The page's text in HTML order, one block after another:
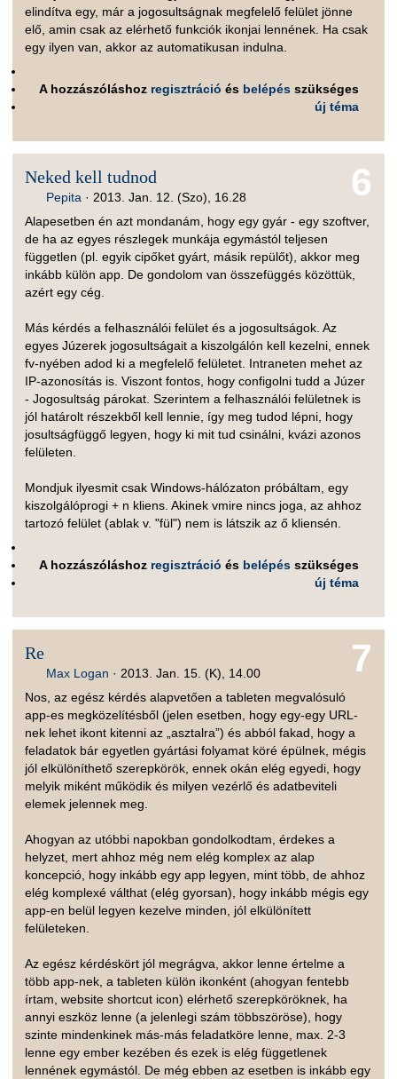
elindítva egy, már a jogosultságnak megfelelő felület jönne
elő, amin csak az elérhető funkciók ikonjai lennének. Ha csak
egy ilyen van, akkor az automatikusan indulna.
A hozzászóláshoz regisztráció és belépés szükséges
új téma
6
Neked kell tudnod
Pepita · 2013. Jan. 12. (Szo), 16.28
Alapesetben én azt mondanám, hogy egy gyár - egy szoftver,
de ha az egyes részlegek munkája egymástól teljesen
független (pl. egyik cipőket gyárt, másik repülőt), akkor meg
inkább külön app. De gondolom van összefüggés közöttük,
azért egy cég.
Más kérdés a felhasználói felület és a jogosultságok. Az
egyes Júzerek jogosultságait a kiszolgálón kell kezelni, ennek
fv-nyében adod ki a megfelelő felületet. Intraneten mehet az
IP-azonosítás is. Viszont fontos, hogy configolni tudd a Júzer
- Jogosultság párokat. Szerintem a felhasználói felületnek is
jól határolt részekből kell lennie, így meg tudod lépni, hogy
josultságfüggő legyen, hogy ki mit tud csinálni, kvázi azonos
felületen.
Mondjuk ilyesmit csak Windows-hálózaton próbáltam, egy
kiszolgálóprogi + n kliens. Akinek vmire nincs joga, az ahhoz
tartozó felület (ablak v. "fül") nem is látszik az ő kliensén.
A hozzászóláshoz regisztráció és belépés szükséges
új téma
7
Re
Max Logan · 2013. Jan. 15. (K), 14.00
Nos, az egész kérdés alapvetően a tableten megvalósuló
app-es megközelítésből (jelen esetben, hogy egy-egy URL-
nek lehet ikont kitenni az „asztalra”) és abból fakad, hogy a
feladatok bár egyetlen gyártási folyamat köré épülnek, mégis
jól elkülöníthető szerepkörök, ennek okán elég egyedi, hogy
melyik miként működik és milyen vezérlő és adatbeviteli
elemek jelennek meg.
Ahogyan az utóbbi napokban gondolkodtam, érdekes a
helyzet, mert ahhoz még nem elég komplex az alap
koncepció, hogy inkább egy app legyen, mint több, de ahhoz
elég komplexé válthat (elég gyorsan), hogy inkább mégis egy
app-en belül legyen kezelve minden, jól elkülönített
felületeken.
Az egész kérdéskört jól megrágva, akkor lenne értelme a
több app-nek, a tableten külön ikonként (ahogyan fentebb
írtam, website shortcut icon) elérhető szerepköröknek, ha
annyi eszköz lenne (a jelenlegi szám többszöröse), hogy
szinte mindenkinek más-más feladatköre lenne, max. 2-3
lenne egy ember kezében és ezek is elég függetlenek
lennének egymástól. De még ebben az esetben is inkább egy